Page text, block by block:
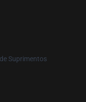
Suprimentos